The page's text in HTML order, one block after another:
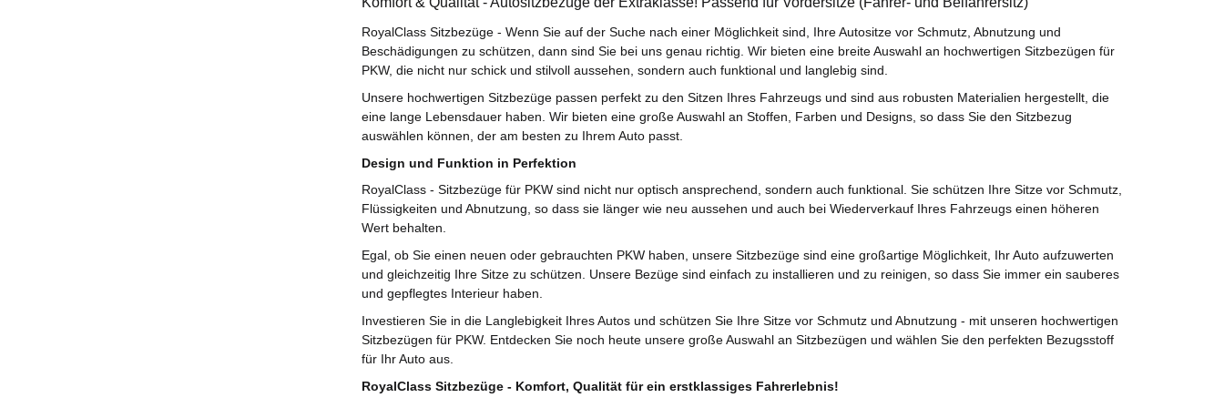
RoyalClass Sitzbezüge - Wenn Sie auf der Suche nach einer Möglichkeit sind, Ihre Autositze vor Schmutz, Abnutzung und
Beschädigungen zu schützen, dann sind Sie bei uns genau richtig. Wir bieten eine breite Auswahl an hochwertigen Sitzbezügen für
PKW, die nicht nur schick und stilvoll aussehen, sondern auch funktional und langlebig sind.
Unsere hochwertigen Sitzbezüge passen perfekt zu den Sitzen Ihres Fahrzeugs und sind aus robusten Materialien hergestellt, die
eine lange Lebensdauer haben. Wir bieten eine große Auswahl an Stoffen, Farben und Designs, so dass Sie den Sitzbezug
auswählen können, der am besten zu Ihrem Auto passt.
Design und Funktion in Perfektion
RoyalClass - Sitzbezüge für PKW sind nicht nur optisch ansprechend, sondern auch funktional. Sie schützen Ihre Sitze vor Schmutz,
Flüssigkeiten und Abnutzung, so dass sie länger wie neu aussehen und auch bei Wiederverkauf Ihres Fahrzeugs einen höheren
Wert behalten.
Egal, ob Sie einen neuen oder gebrauchten PKW haben, unsere Sitzbezüge sind eine großartige Möglichkeit, Ihr Auto aufzuwerten
und gleichzeitig Ihre Sitze zu schützen. Unsere Bezüge sind einfach zu installieren und zu reinigen, so dass Sie immer ein sauberes
und gepflegtes Interieur haben.
Investieren Sie in die Langlebigkeit Ihres Autos und schützen Sie Ihre Sitze vor Schmutz und Abnutzung - mit unseren hochwertigen
Sitzbezügen für PKW. Entdecken Sie noch heute unsere große Auswahl an Sitzbezügen und wählen Sie den perfekten Bezugsstoff
für Ihr Auto aus.
RoyalClass Sitzbezüge - Komfort, Qualität für ein erstklassiges Fahrerlebnis!